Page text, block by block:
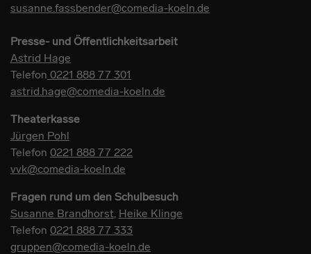
susanne.fassbender@comedia-koeln.de
Presse- und Öffentlichkeitsarbeit
Astrid Hage
Telefon 0221 888 77 301
astrid.hage@comedia-koeln.de
Theaterkasse
Jürgen Pohl
Telefon 0221 888 77 222
vvk@comedia-koeln.de
Fragen rund um den Schulbesuch
Susanne Brandhorst Heike Klinge
Telefon 0221 888 77 333
gruppen@comedia-koeln.de